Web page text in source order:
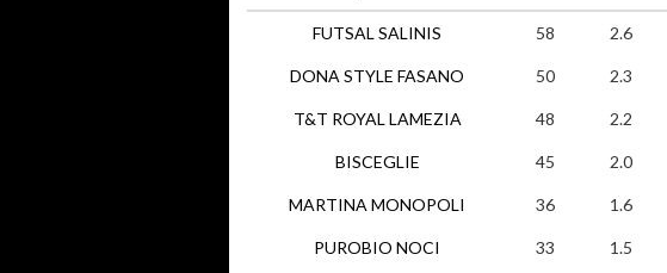
FUTSAL SALINIS
DONA STYLE FASANO
T&T ROYAL LAMEZIA
BISCEGLIE
MARTINA MONOPOLI
PUROBIO NOCI
58 2.6
50 2.3
48 2.2
45 2.0
36 1.6
33 1.5